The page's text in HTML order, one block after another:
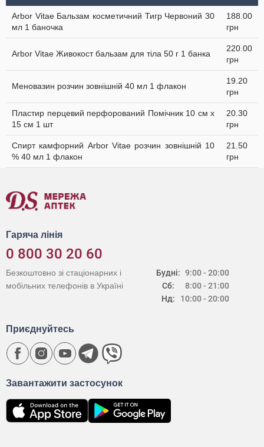
Arbor Vitae Бальзам косметичний Тигр Червоний 30
мл 1 баночка
188.00
грн
Arbor Vitae Живокост бальзам для тіла 50 г 1 банка
220.00
грн
Меновазин розчин зовнішній 40 мл 1 флакон
19.20
грн
Пластир перцевий перфорований Помічник 10 см х
15 см 1 шт
20.30
грн
Спирт камфорний Arbor Vitae розчин зовнішній 10
% 40 мл 1 флакон
21.50
грн
Гаряча лінія
0 800 30 20 60
Будні:
Сб:
Нд:
9:00 - 20:00
8:00 - 21:00
10:00 - 20:00
Безкоштовно зі стаціонарних і
мобільних телефонів в Україні
Завантажити застосунок
Приєднуйтесь